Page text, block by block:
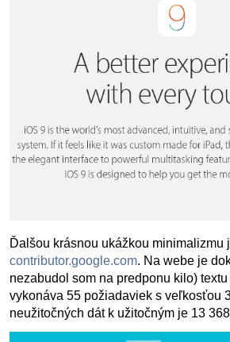
Ďalšou krásnou ukážkou minimalizmu
contributor.google.com. Na webe je
nezabudol som na predponu kilo)
vykonáva 55 požiadaviek s veľkosťou
neužitočných dát k užitočným je 13